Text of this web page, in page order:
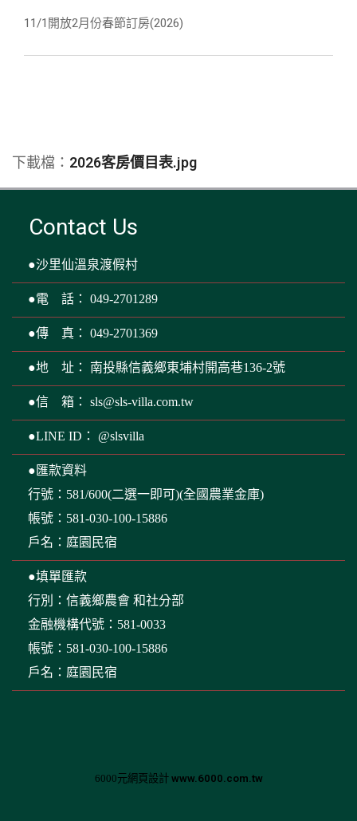
11/1開放2月份春節訂房(2026)
下載檔： 2026客房價目表.jpg
Contact Us
●沙里仙溫泉渡假村
●電 話： 049-2701289
●傳 真： 049-2701369
●地 址： 南投縣信義鄉東埔村開高巷136-2號
●信 箱： sls@sls-villa.com.tw
●LINE ID： @slsvilla
●匯款資料
行號：581/600(二選一即可)(全國農業金庫)
帳號：581-030-100-15886
戶名：庭園民宿
●填單匯款
行別：信義鄉農會 和社分部
金融機構代號：581-0033
帳號：581-030-100-15886
戶名：庭園民宿
6000元網頁設計 www.6000.com.tw